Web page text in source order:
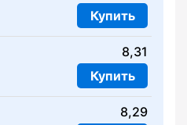
Купить
8,31
Купить
8,29